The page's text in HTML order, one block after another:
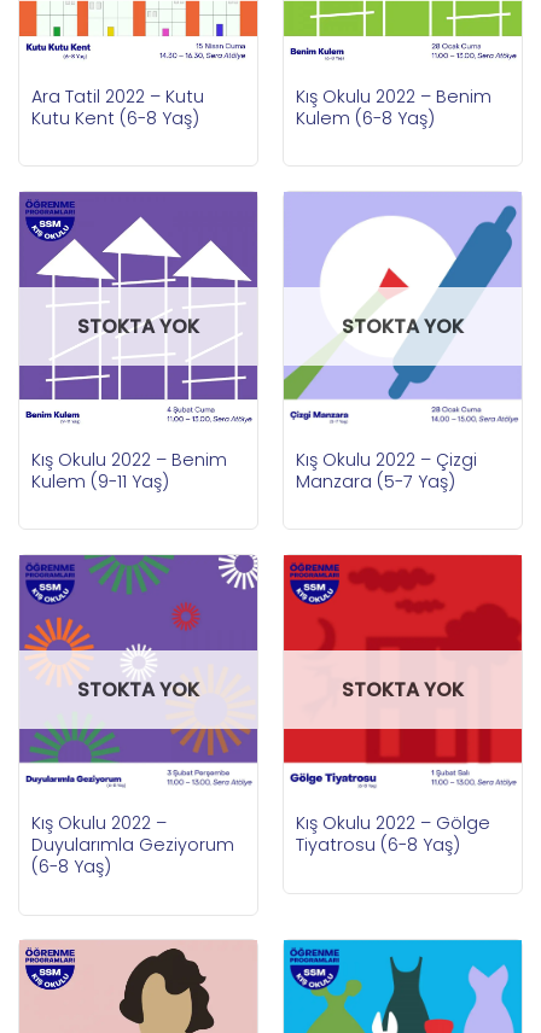
Ara Tatil 2022 – Kutu
Kutu Kent (6-8 Yaş)
Kış Okulu 2022 – Benim
Kulem (6-8 Yaş)
STOKTA YOK
Kış Okulu 2022 – Benim
Kulem (9-11 Yaş)
STOKTA YOK
Kış Okulu 2022 – Çizgi
Manzara (5-7 Yaş)
STOKTA YOK
Kış Okulu 2022 –
Duyularımla Geziyorum
(6-8 Yaş)
STOKTA YOK
Kış Okulu 2022 – Gölge
Tiyatrosu (6-8 Yaş)